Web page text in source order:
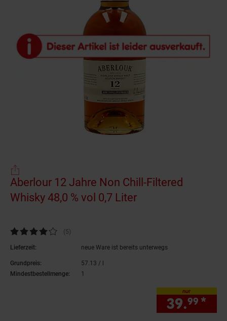
Aberlour 12 Jahre Non Chill-Filtered
Whisky 48,0 % vol 0,7 Liter
Kundenbewertung: 4,2 von 5 Sternen
(5Kundenbewertungen
)
Lieferzeit: neue Ware ist bereits unterwegs
Grundpreis: 57.13 / l
Mindestbestellmenge:
1
nur
39.99 *